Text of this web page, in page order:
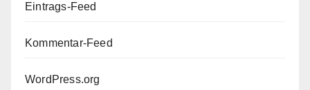
Eintrags-Feed
Kommentar-Feed
WordPress.org